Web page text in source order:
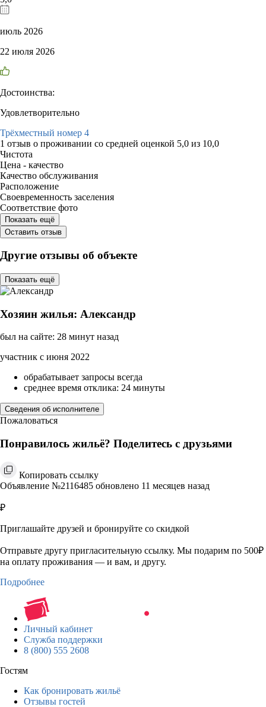
июль 2026
22 июля 2026
Достоинства:
Удовлетворительно
Трёхместный номер 4
1 отзыв о проживании со средней оценкой 5,0 из 10,0
Чистота
Цена - качество
Качество обслуживания
Расположение
Своевременность заселения
Соответствие фото
Показать ещё
Оставить отзыв
Другие отзывы об объекте
Показать ещё
Хозяин жилья: Александр
был на сайте: 28 минут назад
участник с июня 2022
обрабатывает запросы всегда
среднее время отклика: 24 минуты
Сведения об исполнителе
Пожаловаться
Понравилось жильё? Поделитесь с друзьями
Копировать ссылку
Объявление №2116485 обновлено 11 месяцев назад
₽
Приглашайте друзей и бронируйте со скидкой
Отправьте другу пригласительную ссылку. Мы подарим по 500₽
на оплату проживания — и вам, и другу.
Подробнее
Личный кабинет
Служба поддержки
8 (800) 555 2608
Гостям
Как бронировать жильё
Отзывы гостей